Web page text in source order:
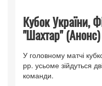
Кубок України,
"Шахтар" (Анонс)
У головному матчі
рр. усьоме зійдуться
команди.